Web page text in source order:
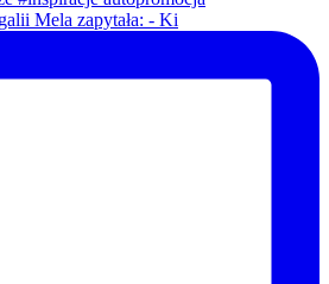
Mela zapytała: - Ki